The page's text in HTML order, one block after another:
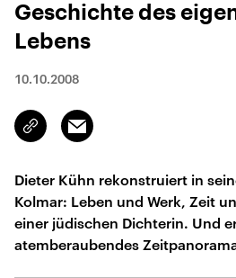
Geschichte des
Lebens
10.10.2008
Link
kopieren/teilen
Email
Dieter Kühn rekonstruiert in
Kolmar: Leben und Werk, Zeit
einer jüdischen Dichterin. Und
atemberaubendes